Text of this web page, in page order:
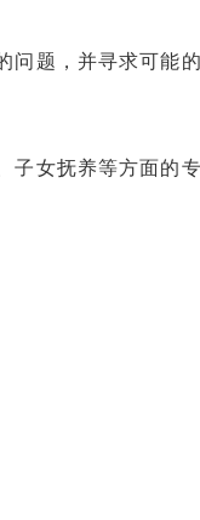
题，并寻求可能的
子女抚养等方面的专